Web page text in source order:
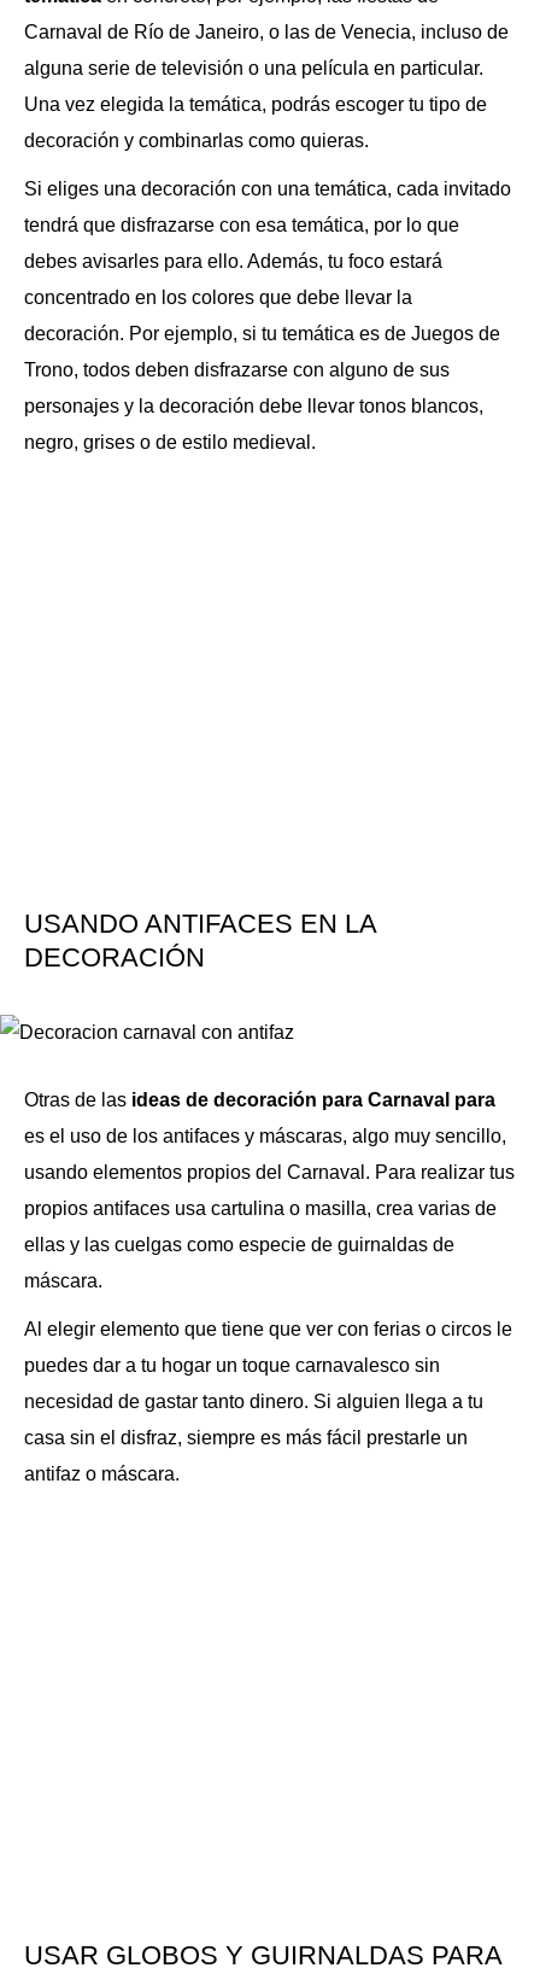
Carnaval de Río de Janeiro, o las de Venecia, incluso de
alguna serie de televisión o una película en particular.
Una vez elegida la temática, podrás escoger tu tipo de
decoración y combinarlas como quieras.
Si eliges una decoración con una temática, cada invitado
tendrá que disfrazarse con esa temática, por lo que
debes avisarles para ello. Además, tu foco estará
concentrado en los colores que debe llevar la
decoración. Por ejemplo, si tu temática es de Juegos de
Trono, todos deben disfrazarse con alguno de sus
personajes y la decoración debe llevar tonos blancos,
negro, grises o de estilo medieval.
USANDO ANTIFACES EN LA
DECORACIÓN
Otras de las ideas de decoración para Carnaval para
es el uso de los antifaces y máscaras, algo muy sencillo,
usando elementos propios del Carnaval. Para realizar tus
propios antifaces usa cartulina o masilla, crea varias de
ellas y las cuelgas como especie de guirnaldas de
máscara.
Al elegir elemento que tiene que ver con ferias o circos le
puedes dar a tu hogar un toque carnavalesco sin
necesidad de gastar tanto dinero. Si alguien llega a tu
casa sin el disfraz, siempre es más fácil prestarle un
antifaz o máscara.
USAR GLOBOS Y GUIRNALDAS PARA